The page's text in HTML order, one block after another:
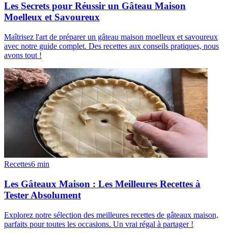
Les Secrets pour Réussir un Gâteau Maison
Moelleux et Savoureux
Maîtrisez l'art de préparer un gâteau maison moelleux et savoureux
avec notre guide complet. Des recettes aux conseils pratiques, nous
avons tout !
Recettes6 min
Les Gâteaux Maison : Les Meilleures Recettes à
Tester Absolument
Explorez notre sélection des meilleures recettes de gâteaux maison,
parfaits pour toutes les occasions. Un vrai régal à partager !